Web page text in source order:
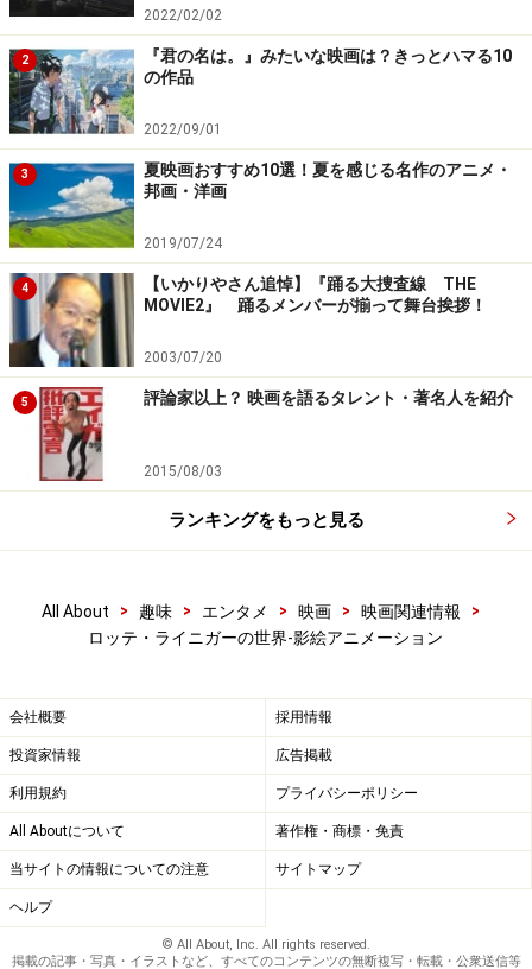
2022/02/02
2
『君の名は。』みたいな映画は？きっとハマる10
の作品
2022/09/01
3
夏映画おすすめ10選！夏を感じる名作のアニメ・
邦画・洋画
2019/07/24
4
【いかりやさん追悼】『踊る大捜査線 THE
MOVIE2』 踊るメンバーが揃って舞台挨拶！
2003/07/20
5 評論家以上？ 映画を語るタレント・著名人を紹介
2015/08/03
ランキングをもっと見る
All About > 趣味 > エンタメ > 映画 > 映画関連情報
>
ロッテ・ライニガーの世界-影絵アニメーション
会社概要 採用情報
投資家情報 広告掲載
利用規約 プライバシーポリシー
All Aboutについて 著作権・商標・免責
当サイトの情報についての注意 サイトマップ
ヘルプ
© All About, Inc. All rights reserved.
掲載の記事・写真・イラストなど、すべてのコンテンツの無断複写・転載・公衆送信等